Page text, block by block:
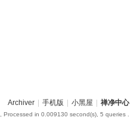
Archiver 手机版 小黑屋 禅净中心
, Processed in 0.009130 second(s), 5 queries .